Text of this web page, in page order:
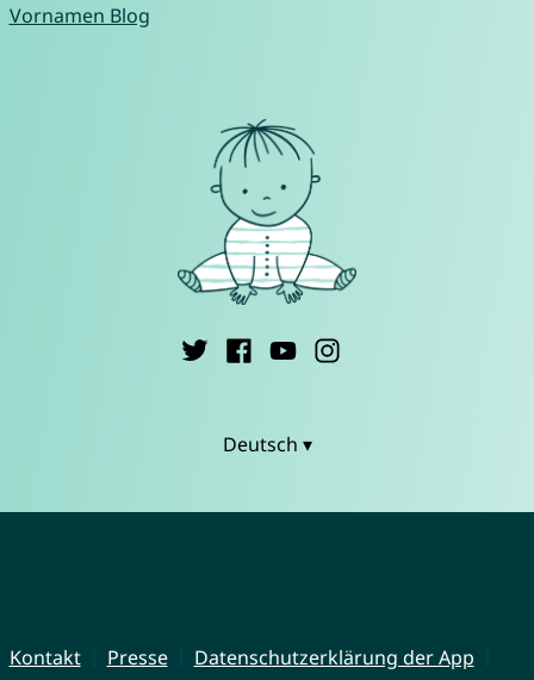
Vornamen Blog
Deutsch ▾
Kontakt Presse
Datenschutzerklärung der App